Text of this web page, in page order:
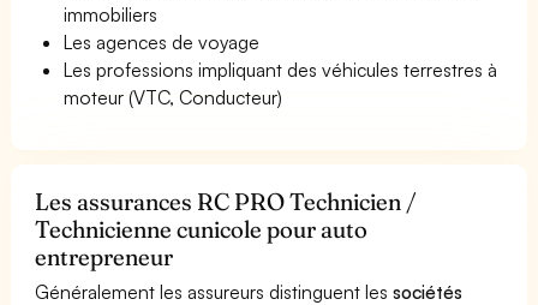
immobiliers
Les agences de voyage
Les professions impliquant des véhicules terrestres à
moteur (VTC, Conducteur)
Les assurances RC PRO Technicien /
Technicienne cunicole pour auto
entrepreneur
Généralement les assureurs distinguent lessociétés